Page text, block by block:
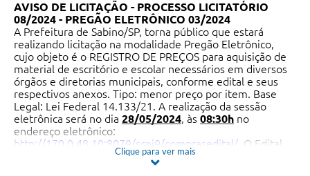
AVISO DE LICITAÇÃO - PROCESSO LICITATÓRIO
08/2024 - PREGÃO ELETRÔNICO 03/2024
A Prefeitura de Sabino/SP, torna público que estará
realizando licitação na modalidade Pregão Eletrônico,
cujo objeto é o REGISTRO DE PREÇOS para aquisição de
material de escritório e escolar necessários em diversos
órgãos e diretorias municipais, conforme edital e seus
respectivos anexos. Tipo: menor preço por item. Base
Legal: Lei Federal 14.133/21. A realização da sessão
eletrônica será no dia 28/05/2024, às 08:30h no
endereço eletrônico:
http://170.0.48.10:8079/scpi9/comprasedital/ O Edital
completo está disponível para consulta e retirada no
www.sabino.sp.gov.br
Clique para ver mais